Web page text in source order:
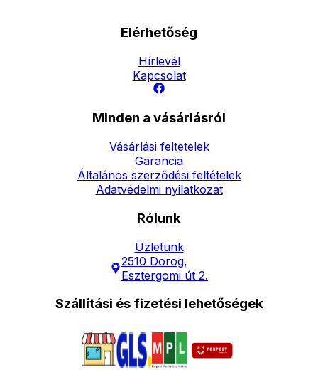
Elérhetőség
Hírlevél
Kapcsolat
Minden a vásárlásról
Vásárlási feltetelek
Garancia
Általános szerződési feltételek
Adatvédelmi nyilatkozat
Rólunk
Üzletünk
2510 Dorog,
Esztergomi út 2.
Szállítási és fizetési lehetőségek